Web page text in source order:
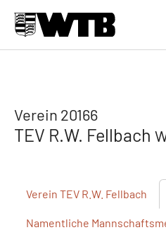
Verein 20166
TEV R.W. Fellbach
Verein TEV R.W. Fellbach
Namentliche